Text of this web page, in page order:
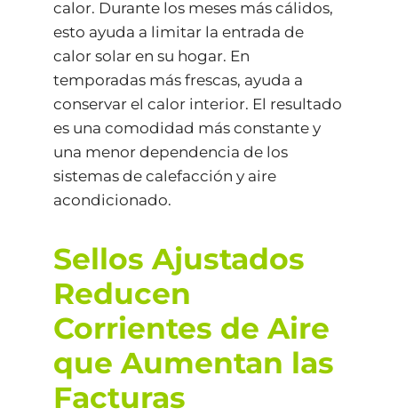
calor. Durante los meses más cálidos,
esto ayuda a limitar la entrada de
calor solar en su hogar. En
temporadas más frescas, ayuda a
conservar el calor interior. El resultado
es una comodidad más constante y
una menor dependencia de los
sistemas de calefacción y aire
acondicionado.
Sellos Ajustados
Reducen
Corrientes de Aire
que Aumentan las
Facturas